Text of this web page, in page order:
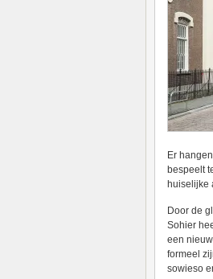
Er
bespeelt
huiselijke
Door de
Sohier
een
formeel
sowieso